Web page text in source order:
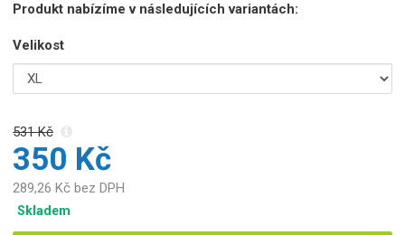
Produkt nabízíme v následujících variantách:
Velikost
531 Kč
350 Kč
289,26 Kč bez DPH
Skladem